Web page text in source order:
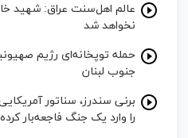
عالم اهل‌سنت عراق: شهید
نخواهد شد
حمله توپخانه‌ای رژیم
جنوب لبنان
برنی سندرز، سناتور
را وارد یک جنگ فاجعه‌بار